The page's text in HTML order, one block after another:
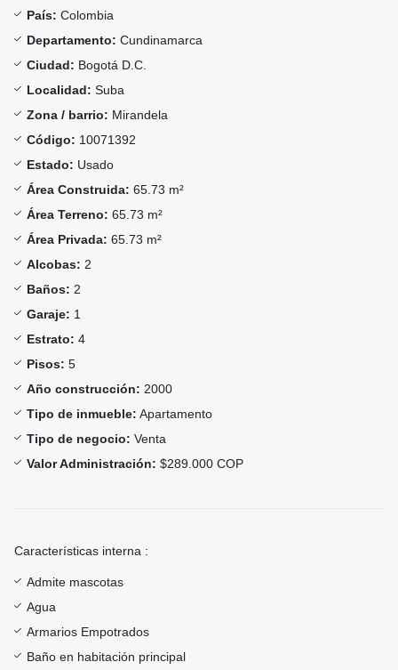
País: Colombia
Departamento: Cundinamarca
Ciudad: Bogotá D.C.
Localidad: Suba
Zona / barrio: Mirandela
Código: 10071392
Estado: Usado
Área Construida: 65.73 m²
Área Terreno: 65.73 m²
Área Privada: 65.73 m²
Alcobas: 2
Baños: 2
Garaje: 1
Estrato: 4
Pisos: 5
Año construcción: 2000
Tipo de inmueble: Apartamento
Tipo de negocio: Venta
Valor Administración: $289.000 COP
Características interna :
Admite mascotas
Agua
Armarios Empotrados
Baño en habitación principal